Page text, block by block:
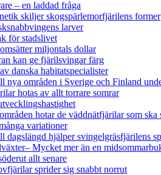
– en laddad fråga
skiljer skogspärlemorfjärilens former
larver
för stadslivet
miljontals dollar
kan ge fjärilsvingar färg
danska habitatspecialister
nya områden i Sverige och Finland
hotas av allt torrare somrar
hotar de väddnätfjärilar som ska
variationer
dagslängd hjälper svingelgräsfjärilens
Mycket mer än en
allt senare
sprider sig snabbt norrut